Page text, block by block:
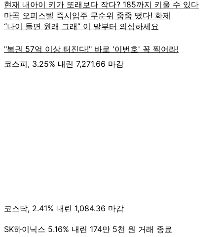
코스피, 3.25% 내린 7,271.66 마감
코스닥, 2.41% 내린 1,084.36 마감
SK하이닉스 5.16% 내린 174만 5천 원 거래 종료